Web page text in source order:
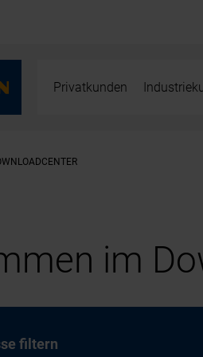
Privatkunden
im
filtern